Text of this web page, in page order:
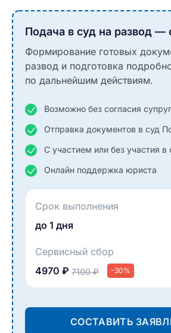
Подача в суд на развод —
Формирование готовых
развод и подготовка
по дальнейшим действиям.
Возможно без согласия
Отправка документов в суд
С участием или без участия в
Онлайн поддержка юриста
Срок выполнения
до 1 дня
Сервисный сбор
4970 ₽ 7100 ₽ -30%
СОСТАВИТЬ